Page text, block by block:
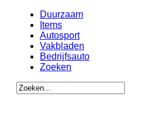
Duurzaam
Items
Autosport
Vakbladen
Bedrijfsauto
Zoeken